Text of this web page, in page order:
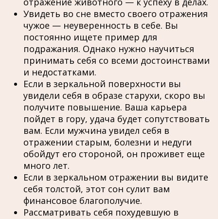
Увидеть во сне вместо своего отражения
чужое — неуверенность в себе. Вы
постоянно ищете пример для
подражания. Однако нужно научиться
принимать себя со всеми достоинствами
и недостатками.
Если в зеркальной поверхности вы
увидели себя в образе старухи, скоро вы
получите повышение. Ваша карьера
пойдет в гору, удача будет сопутствовать
вам. Если мужчина увидел себя в
отражении старым, болезни и недуги
обойдут его стороной, он проживет еще
много лет.
Если в зеркальном отражении вы видите
себя толстой, этот сон сулит вам
финансовое благополучие.
Рассматривать себя похудевшую в